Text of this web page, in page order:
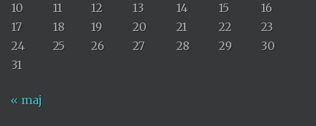
10
11 12 13 14 15
16
17
18 19 20 21 22
23
24
25 26 27 28 29
30
31
« maj